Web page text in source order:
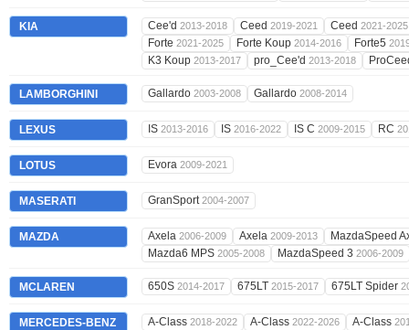
KIA Cee'd 2013-2018 Ceed 2019-2021 Ceed 2021-2025
Forte 2021-2025 Forte Koup 2014-2016 Forte5
K3 Koup 2013-2017 pro_Cee'd 2013-2018
LAMBORGHINI Gallardo 2003-2008 Gallardo 2008-2014
LEXUS IS 2013-2016 IS 2016-2022 IS C 2009-2015 RC
LOTUS Evora 2009-2021
MASERATI GranSport2004-2007
MAZDA Axela 2006-2009 Axela 2009-2013
MazdaSpeed
Mazda6 MPS 2005-2008 MazdaSpeed 3 2006-2009
MCLAREN 650S 2014-2017 675LT 2015-2017 675LT Spider
MERCEDES-BENZ A-Class 2018-2022 A-Class 2022-2026 A-Class